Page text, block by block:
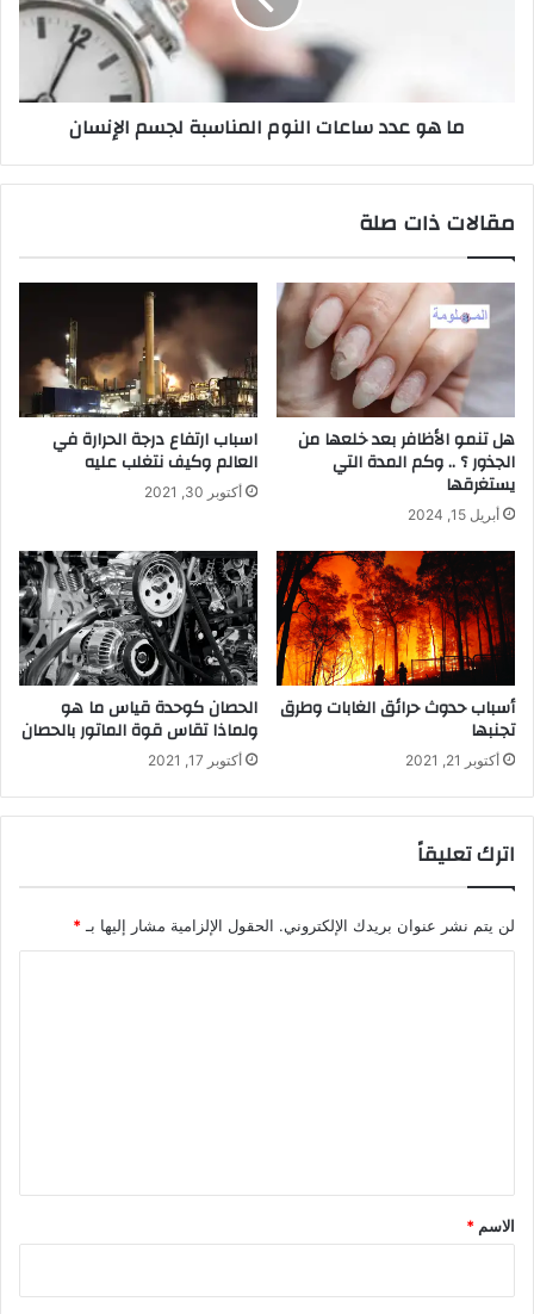
ما هو عدد ساعات النوم المناسبة لجسم الإنسان
مقالات ذات صلة
هل تنمو الأظافر بعد خلعها من
الجذور ؟ .. وكم المدة التي
يستغرقها
أبريل 15, 2024
اسباب ارتفاع درجة الحرارة في
العالم وكيف نتغلب عليه
أكتوبر 30, 2021
أسباب حدوث حرائق الغابات وطرق
تجنبها
أكتوبر 21, 2021
الحصان كوحدة قياس ما هو
ولماذا تقاس قوة الماتور بالحصان
أكتوبر 17, 2021
اترك تعليقاً
لن يتم نشر عنوان بريدك الإلكتروني. الحقول الإلزامية مشار إليها بـ *
*
الاسم *